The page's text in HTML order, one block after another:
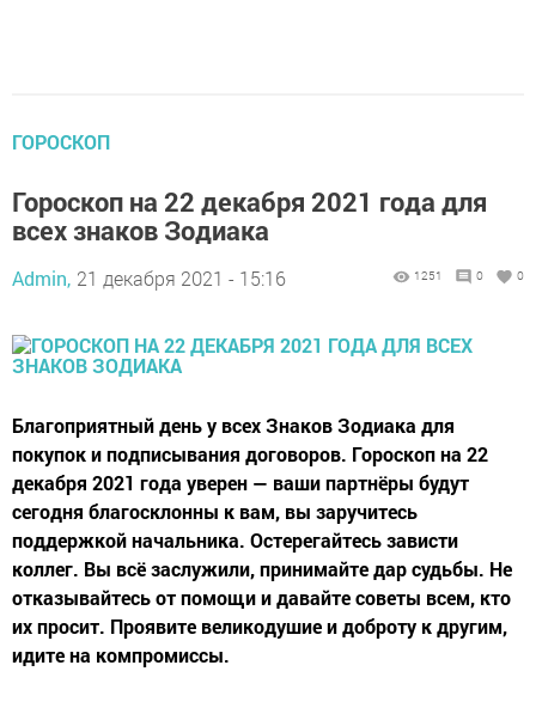
ГОРОСКОП
Гороскоп на 22 декабря 2021 года для
всех знаков Зодиака
Admin, 21 декабря 2021 - 15:16 1251 0 0
Благоприятный день у всех Знаков Зодиака для
покупок и подписывания договоров. Гороскоп на 22
декабря 2021 года уверен — ваши партнёры будут
сегодня благосклонны к вам, вы заручитесь
поддержкой начальника. Остерегайтесь зависти
коллег. Вы всё заслужили, принимайте дар судьбы. Не
отказывайтесь от помощи и давайте советы всем, кто
их просит. Проявите великодушие и доброту к другим,
идите на компромиссы.